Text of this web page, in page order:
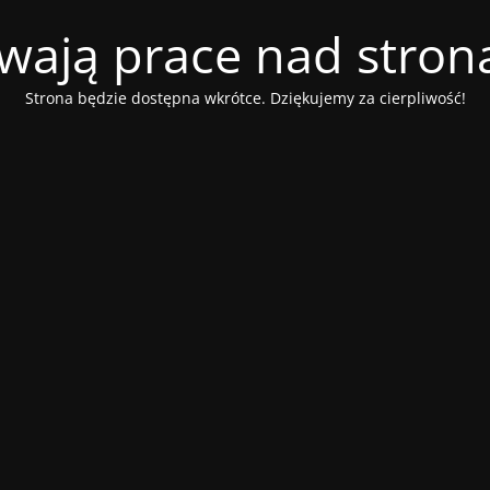
prace nad
Strona będzie dostępna wkrótce. Dziękujemy za cierpliwość!